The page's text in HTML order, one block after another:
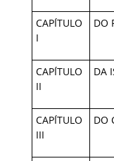
CAPÍTULO
I
DO
CAPÍTULO
II
DA
CAPÍTULO
III
DO